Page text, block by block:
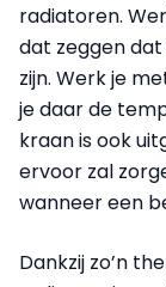
radiatoren.
dat zeggen
zijn. Werk je
je daar de
kraan is ook
ervoor zal
wanneer een
Dankzij zo’n